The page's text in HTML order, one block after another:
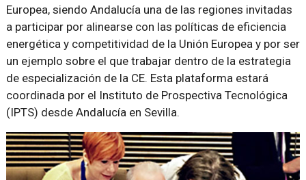
Europea, siendo Andalucía una de las regiones invitadas
a participar por alinearse con las políticas de eficiencia
energética y competitividad de la Unión Europea y por ser
un ejemplo sobre el que trabajar dentro de la estrategia
de especialización de la CE. Esta plataforma estará
coordinada por el Instituto de Prospectiva Tecnológica
(IPTS) desde Andalucía en Sevilla.